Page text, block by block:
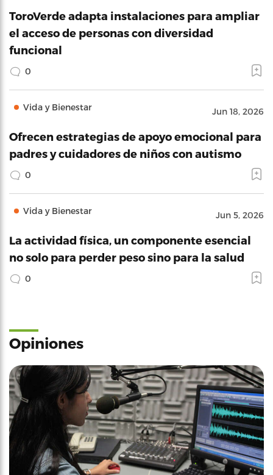
ToroVerde adapta instalaciones para ampliar
el acceso de personas con diversidad
funcional
0
Vida y Bienestar Jun 18, 2026
Ofrecen estrategias de apoyo emocional para
padres y cuidadores de niños con autismo
0
Vida y Bienestar Jun 5, 2026
La actividad física, un componente esencial
no solo para perder peso sino para la salud
0
Opiniones